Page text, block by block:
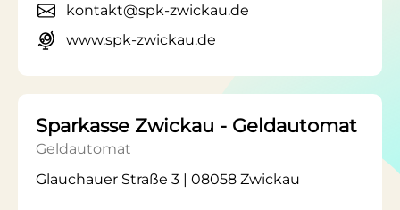
kontakt@spk-zwickau.de
www.spk-zwickau.de
Sparkasse Zwickau - Geldautomat
Geldautomat
Glauchauer Straße 3 | 08058 Zwickau